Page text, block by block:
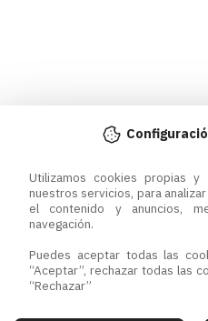
Utilizamos cookies propias
nuestros servicios, para
el contenido y anuncios,
navegación.
Puedes aceptar todas las
“Aceptar”, rechazar todas las
“Rechazar”